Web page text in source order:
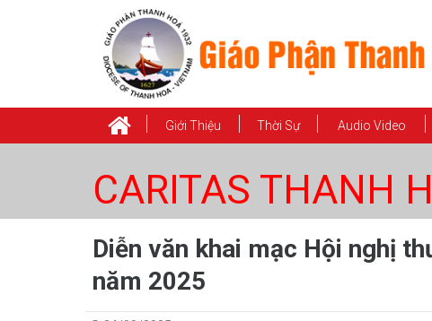
Giới Thiệu Thời Sự Audio Video
CARITAS THANH
Diễn văn khai mạc Hội nghị
năm 2025